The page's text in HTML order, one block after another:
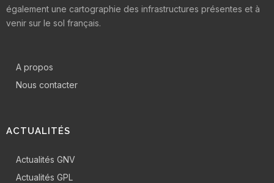
également une cartographie des infrastructures présentes et à
venir sur le sol français.
A propos
Nous contacter
ACTUALITÉS
Actualités GNV
Actualités GPL